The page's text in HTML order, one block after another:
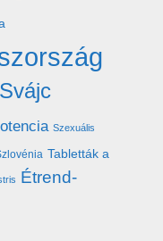
Svájc
Szexuális
Tabletták a
Étrend-